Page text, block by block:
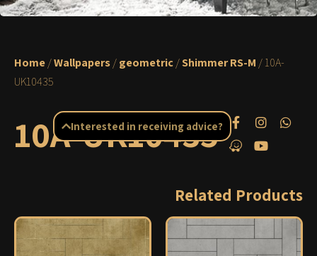
Home/Wallpapers/geometric/Shimmer RS-M / 10A-
UK10435
10A-UK10435
Related Products
Interested in receiving advice?